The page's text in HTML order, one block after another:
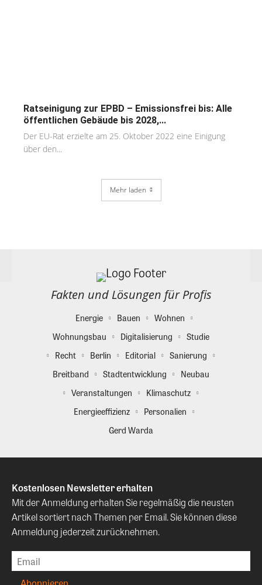
Ratseinigung zur EPBD – Emissionsfrei bis: Alle
öffentlichen Gebäude bis 2028,...
Der EU-Rat erzielte am 25. Oktober 2022 eine Einigung
über den...
Mehr laden
Fakten und Lösungen für Profis
Energie Bauen
Wohnen
Wohnungsbau
Digitalisierung
Studie
Recht
Berlin Editorial
Sanierung
Breitband
Stadtentwicklung
Neubau
Veranstaltungen
Klimaschutz
Energieeffizienz
Personalien
Gerd Warda
Kostenlosen Newsletter erhalten
Mit der Anmeldung erhalten Sie regelmäßig die neusten
Artikel sortiert nach Themen per Email. Sie können diese
Anmeldung jederzeit zurücknehmen.